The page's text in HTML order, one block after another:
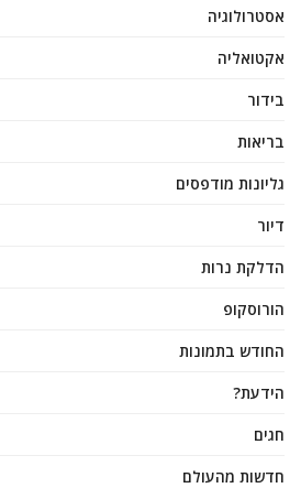
אסטרולוגיה
אקטואליה
בידור
בריאות
גליונות מודפסים
דיור
הדלקת נרות
הורוסקופ
החודש בתמונות
הידעת?
חגים
חדשות מהעולם